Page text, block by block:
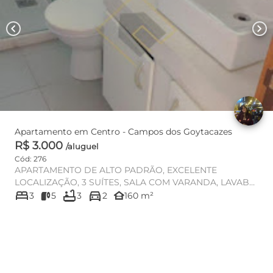
chevron_left chevron_right
Apartamento em Centro - Campos dos Goytacazes
R$ 3.000 /aluguel
Cód: 276
APARTAMENTO DE ALTO PADRÃO, EXCELENTE
LOCALIZAÇÃO, 3 SUÍTES, SALA COM VARANDA, LAVABO,
COZINHA, DESPENSA, ÁREA DE SERVIÇ...
bed3 5 bathtub3 directions_car2 other_houses160 m²